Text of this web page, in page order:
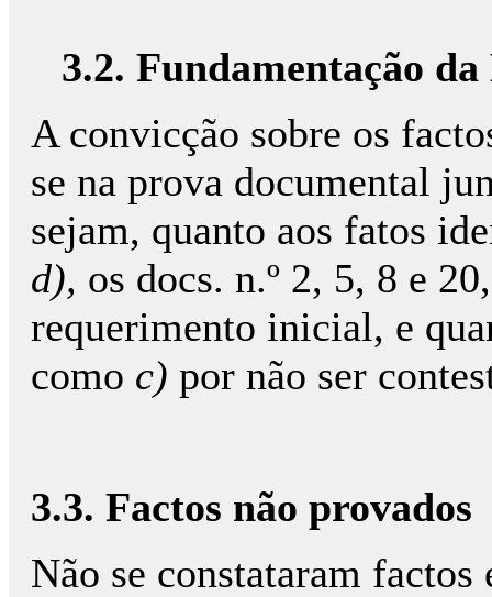
3.2. Fundamentação
A convicção sobre os
se na prova documental
sejam, quanto aos fatos
d), os docs. n.º 2, 5, 8 e
requerimento inicial, e
como c) por não ser
3.3. Factos não provados
Não se constataram